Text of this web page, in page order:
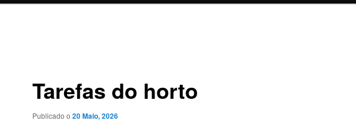
Tarefas do horto
Publicado o 20 Maio, 2026